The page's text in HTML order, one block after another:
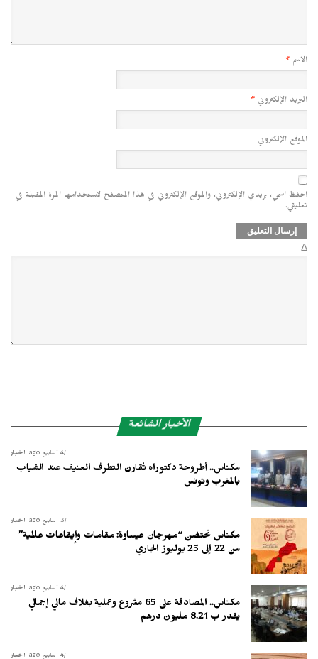
الاسم *
البريد الإلكتروني *
الموقع الإلكتروني
احفظ اسمي، بريدي الإلكتروني، والموقع الإلكتروني في هذا المتصفح لاستخدامها المرة المقبلة في
تعليقي.
Δ
الأخبار الشائعة
أخبار 4 أسابيع ago
مكناس.. أطروحة دكتوراه تُقارن التطرف العنيف عند الشباب
بالمغرب وتونس
أخبار 3 أسابيع ago
مكناس تحتضن “مهرجان عيساوة: مقامات وإيقاعات عالمية”
من 22 إلى 25 يوليوز الجاري
أخبار 4 أسابيع ago
مكناس.. المصادقة على 65 مشروع وعملية بغلاف مالي إجمالي
يقدر ب 8.21 مليون درهم
أخبار 4 أسابيع ago